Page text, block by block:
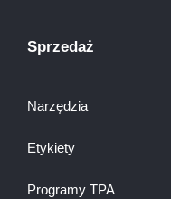
Sprzedaż
Narzędzia
Etykiety
Programy TPA